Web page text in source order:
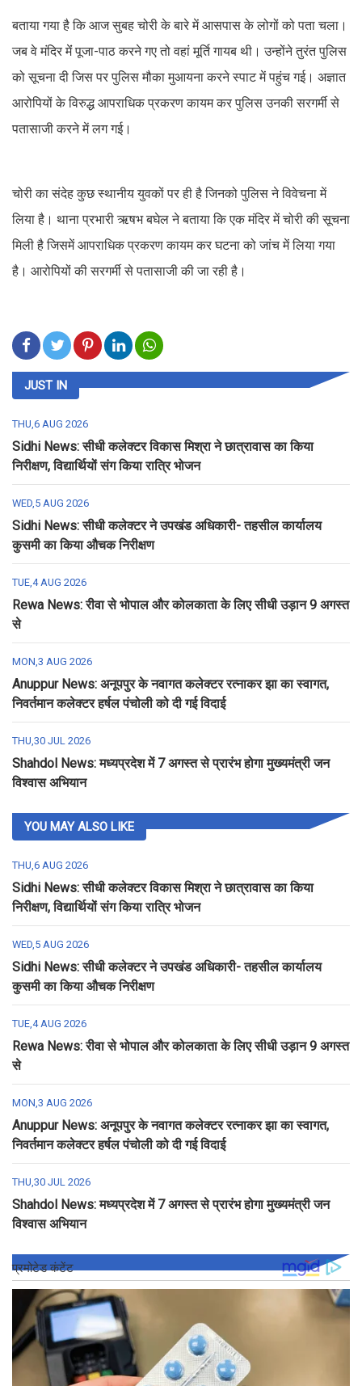
बताया गया है कि आज सुबह चोरी के बारे में आसपास के लोगों को पता चला।
जब वे मंदिर मेंं पूजा-पाठ करने गए तो वहां मूर्ति गायब थी। उन्होंने तुरंत पुलिस
को सूचना दी जिस पर पुलिस मौका मुआयना करने स्पाट में पहुंच गई। अज्ञात
आरोपियों के विरुद्ध आपराधिक प्रकरण कायम कर पुलिस उनकी सरगर्मी से
पतासाजी करने में लग गई।
चोरी का संदेह कुछ स्थानीय युवकों पर ही है जिनको पुलिस ने विवेचना में
लिया है। थाना प्रभारी ऋषभ बघेल ने बताया कि एक मंदिर में चोरी की सूचना
मिली है जिसमें आपराधिक प्रकरण कायम कर घटना को जांच में लिया गया
है। आरोपियों की सरगर्मी से पतासाजी की जा रही है।
JUST IN
THU,6 AUG 2026
Sidhi News: सीधी कलेक्टर विकास मिश्रा ने छात्रावास का किया
निरीक्षण, विद्यार्थियों संग किया रात्रि भोजन
WED,5 AUG 2026
Sidhi News: सीधी कलेक्टर ने उपखंड अधिकारी- तहसील कार्यालय
कुसमी का किया औचक निरीक्षण
TUE,4 AUG 2026
Rewa News: रीवा से भोपाल और कोलकाता के लिए सीधी उड़ान 9 अगस्त
से
MON,3 AUG 2026
Anuppur News: अनूपपुर के नवागत कलेक्टर रत्नाकर झा का स्वागत,
निवर्तमान कलेक्टर हर्षल पंचोली को दी गई विदाई
THU,30 JUL 2026
Shahdol News: मध्यप्रदेश में 7 अगस्त से प्रारंभ होगा मुख्यमंत्री जन
विश्वास अभियान
YOU MAY ALSO LIKE
THU,6 AUG 2026
Sidhi News: सीधी कलेक्टर विकास मिश्रा ने छात्रावास का किया
निरीक्षण, विद्यार्थियों संग किया रात्रि भोजन
WED,5 AUG 2026
Sidhi News: सीधी कलेक्टर ने उपखंड अधिकारी- तहसील कार्यालय
कुसमी का किया औचक निरीक्षण
TUE,4 AUG 2026
Rewa News: रीवा से भोपाल और कोलकाता के लिए सीधी उड़ान 9 अगस्त
से
MON,3 AUG 2026
Anuppur News: अनूपपुर के नवागत कलेक्टर रत्नाकर झा का स्वागत,
निवर्तमान कलेक्टर हर्षल पंचोली को दी गई विदाई
THU,30 JUL 2026
Shahdol News: मध्यप्रदेश में 7 अगस्त से प्रारंभ होगा मुख्यमंत्री जन
विश्वास अभियान